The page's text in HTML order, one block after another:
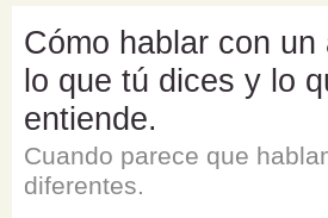
Cómo hablar con un
lo que tú dices y lo
entiende.
Cuando parece que
diferentes.